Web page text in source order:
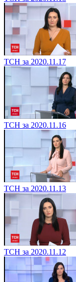
ТСН за 2020.11.17
ТСН за 2020.11.16
ТСН за 2020.11.13
ТСН за 2020.11.12